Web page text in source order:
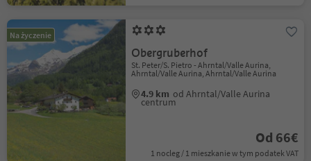
Na życzenie
Obergruberhof
St. Peter/S. Pietro - Ahrntal/Valle Aurina,
Ahrntal/Valle Aurina, Ahrntal/Valle Aurina
4.9 km od Ahrntal/Valle Aurina
centrum
Od 66€
1 nocleg / 1 mieszkanie w tym podatek VAT